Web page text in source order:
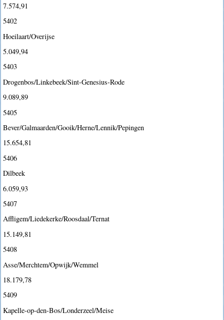
7.574,91
5402
Hoeilaart/Overijse
5.049,94
5403
Drogenbos/Linkebeek/Sint-Genesius-Rode
9.089,89
5405
Bever/Galmaarden/Gooik/Herne/Lennik/Pepingen
15.654,81
5406
Dilbeek
6.059,93
5407
Affligem/Liedekerke/Roosdaal/Ternat
15.149,81
5408
Asse/Merchtem/Opwijk/Wemmel
18.179,78
5409
Kapelle-op-den-Bos/Londerzeel/Meise